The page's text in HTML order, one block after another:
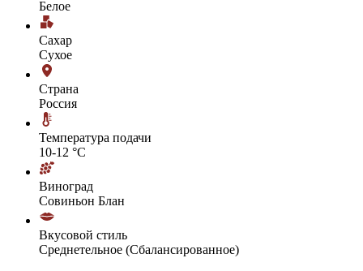
Белое
Сахар
Сухое
Страна
Россия
Температура подачи
10-12 °С
Виноград
Совиньон Блан
Вкусовой стиль
Среднетельное (Сбалансированное)